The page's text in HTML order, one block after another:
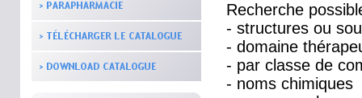
Recherche
- structures ou
- domaine
- par classe de
- noms chimiques